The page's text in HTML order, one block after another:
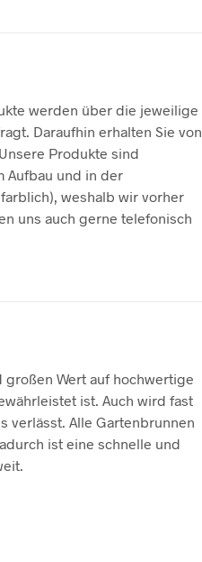
werden über die jeweilige
Daraufhin erhalten Sie von
Produkte sind
Aufbau und in der
weshalb wir vorher
uns auch gerne telefonisch
Wert auf hochwertige
ist. Auch wird fast
verlässt. Alle Gartenbrunnen
ist eine schnelle und